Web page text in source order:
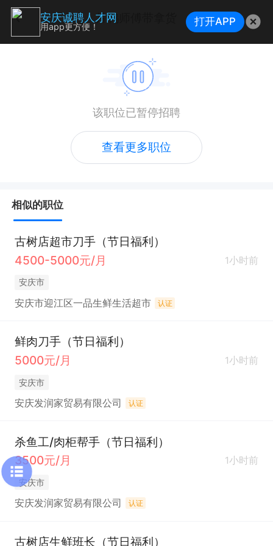
片鸭师傅带拿货
该职位已暂停招聘
查看更多职位
相似的职位
古树店超市刀手（节日福利）
4500-5000元/月
1小时前
安庆市
安庆市迎江区一品生鲜生活超市 认证
鲜肉刀手（节日福利）
5000元/月
1小时前
安庆市
安庆发润家贸易有限公司 认证
杀鱼工/肉柜帮手（节日福利）
3500元/月
1小时前
安庆市
安庆发润家贸易有限公司 认证
古树店生鲜班长（节日福利）
安庆诚聘人才网
用app更方便！ 打开APP